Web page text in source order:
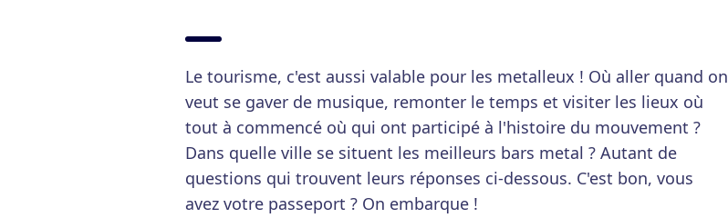
Le tourisme, c'est aussi valable pour les metalleux ! Où aller quand on
veut se gaver de musique, remonter le temps et visiter les lieux où
tout à commencé où qui ont participé à l'histoire du mouvement ?
Dans quelle ville se situent les meilleurs bars metal ? Autant de
questions qui trouvent leurs réponses ci-dessous. C'est bon, vous
avez votre passeport ? On embarque !